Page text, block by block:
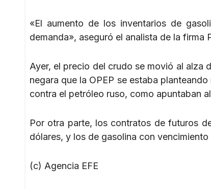
«El aumento de los inventarios de
demanda», aseguró el analista de la firma
Ayer, el precio del crudo se movió al alza
negara que la OPEP se estaba
contra el petróleo ruso, como apuntaban
Por otra parte, los contratos de futuros
dólares, y los de gasolina con
(c) Agencia EFE